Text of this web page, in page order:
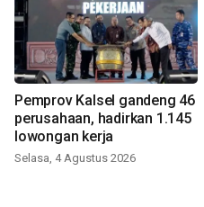
Pemprov Kalsel gandeng 46
perusahaan, hadirkan 1.145
lowongan kerja
Selasa, 4 Agustus 2026